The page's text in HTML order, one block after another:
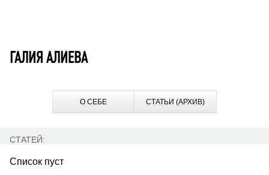
ГАЛИЯ АЛИЕВА
О СЕБЕ СТАТЬИ (АРХИВ)
СТАТЕЙ:
Список пуст